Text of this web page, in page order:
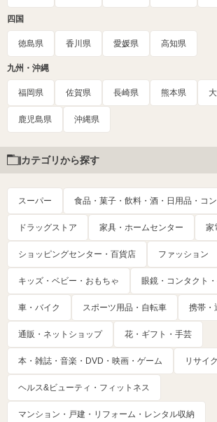
四国
徳島県 香川県 愛媛県 高知県
九州・沖縄
福岡県 佐賀県 長崎県 熊本県
鹿児島県 沖縄県
カテゴリから探す
スーパー 食品・菓子・飲料・酒・日用品・コ
ドラッグストア 家具・ホームセンター 家
ショッピングセンター・百貨店 ファッション
キッズ・ベビー・おもちゃ 眼鏡・コンタクト
車・バイク スポーツ用品・自転車 携帯・
通販・ネットショップ 花・ギフト・手芸
本・雑誌・音楽・DVD・映画・ゲーム リサイ
ヘルス&ビューティ・フィットネス
マンション・戸建・リフォーム・レンタル収納